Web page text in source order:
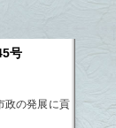
号
政の発展に貢